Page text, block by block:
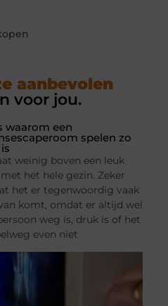
aanbevolen
voor jou.
waarom een
spelen zo
weinig boven een leuk
het hele gezin. Zeker
het er tegenwoordig vaak
komt, omdat er altijd wel
weg is, druk is of het
even niet